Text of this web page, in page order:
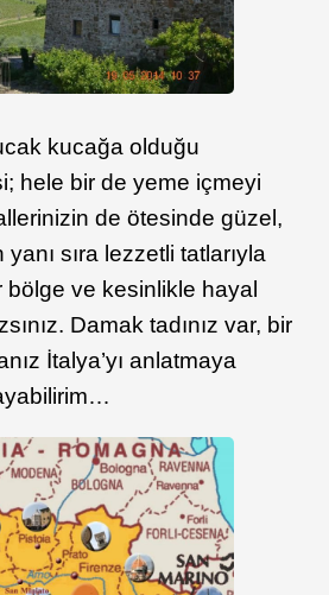
kucağa olduğu
hele bir de yeme içmeyi
de ötesinde güzel,
yanı sıra lezzetli tatlarıyla
ve kesinlikle hayal
Damak tadınız var, bir
İtalya’yı anlatmaya